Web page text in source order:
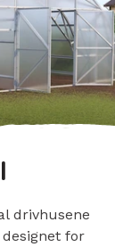
drivhusene
for